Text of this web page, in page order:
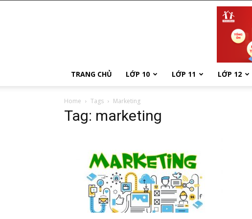
TRANG CHỦ LỚP 10 LỚP 11 LỚP 12
Home Tags Marketing
Tag: marketing